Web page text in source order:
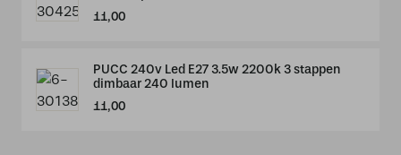
11,00
PUCC 240v Led E27 3.5w 2200k 3 stappen
dimbaar 240 lumen
11,00